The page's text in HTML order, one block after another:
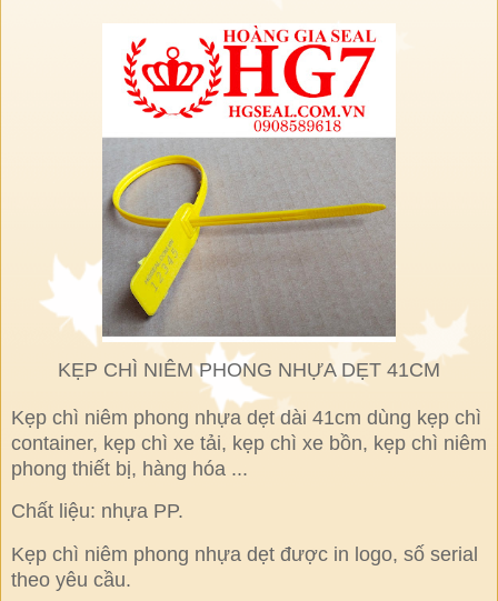
KẸP CHÌ NIÊM PHONG NHỰA DẸT 41CM
Kẹp chì niêm phong nhựa dẹt dài 41cm dùng kẹp chì
container, kẹp chì xe tải, kẹp chì xe bồn, kẹp chì niêm
phong thiết bị, hàng hóa ...
Chất liệu: nhựa PP.
Kẹp chì niêm phong nhựa dẹt được in logo, số serial
theo yêu cầu.